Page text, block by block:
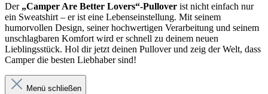
Der „Camper Are Better Lovers“-Pullover ist nicht einfach nur
ein Sweatshirt – er ist eine Lebenseinstellung. Mit seinem
humorvollen Design, seiner hochwertigen Verarbeitung und seinem
unschlagbaren Komfort wird er schnell zu deinem neuen
Lieblingsstück. Hol dir jetzt deinen Pullover und zeig der Welt, dass
Camper die besten Liebhaber sind!
Menü schließen